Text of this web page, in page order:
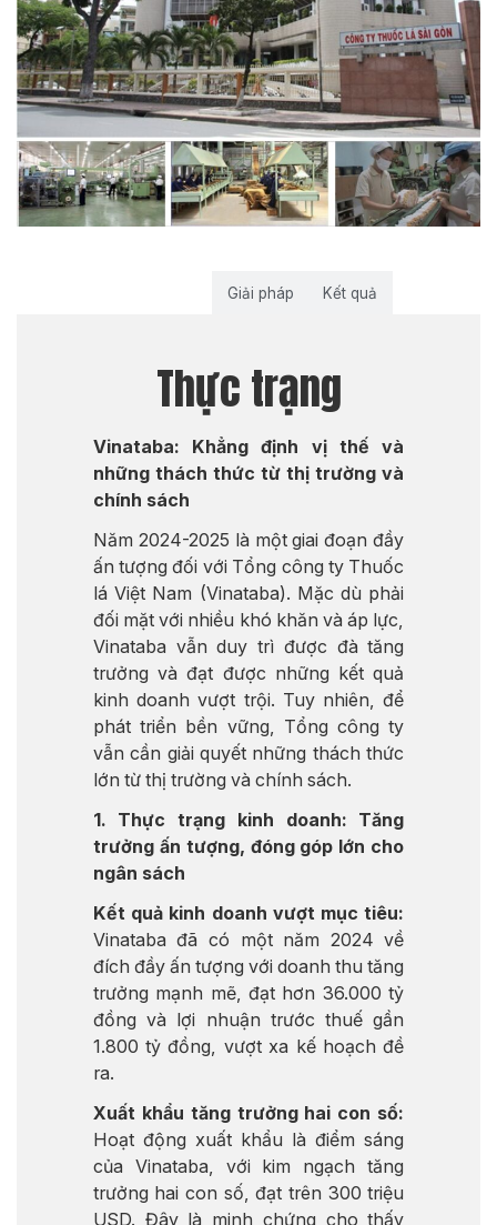
Giải pháp Kết quả
Thực trạng
Vinataba: Khẳng định vị thế và
những thách thức từ thị trường và
chính sách
Năm 2024-2025 là một giai đoạn đầy
ấn tượng đối với Tổng công ty Thuốc
lá Việt Nam (Vinataba). Mặc dù phải
đối mặt với nhiều khó khăn và áp lực,
Vinataba vẫn duy trì được đà tăng
trưởng và đạt được những kết quả
kinh doanh vượt trội. Tuy nhiên, để
phát triển bền vững, Tổng công ty
vẫn cần giải quyết những thách thức
lớn từ thị trường và chính sách.
1. Thực trạng kinh doanh: Tăng
trưởng ấn tượng, đóng góp lớn cho
ngân sách
Kết quả kinh doanh vượt mục tiêu:
Vinataba đã có một năm 2024 về
đích đầy ấn tượng với doanh thu tăng
trưởng mạnh mẽ, đạt hơn 36.000 tỷ
đồng và lợi nhuận trước thuế gần
1.800 tỷ đồng, vượt xa kế hoạch đề
ra.
Xuất khẩu tăng trưởng hai con số:
Hoạt động xuất khẩu là điểm sáng
của Vinataba, với kim ngạch tăng
trưởng hai con số, đạt trên 300 triệu
USD. Đây là minh chứng cho thấy